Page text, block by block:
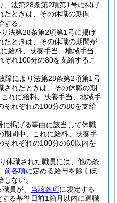
、法第28条第2項第1号に掲げ
たときは、その休職の期間
る。
法第28条第2項第1号に掲げ
たときは、その休職の期間が
給料、扶養手当、地域手当、
れ100分の80を支給するこ
障により法第28条第2項第1号
されたときは、その休職の期
れに給料、扶養手当、地域手
それぞれの100分の80を支給
掲げる事由に該当して休職
期間中、これに給料、扶養手
それぞれの100分の60以内を
休職された職員には、他の条
前各項に定める給与を除くほ
ない。
員が、 当該各項に規定する
する基準日前1箇月以内に退職